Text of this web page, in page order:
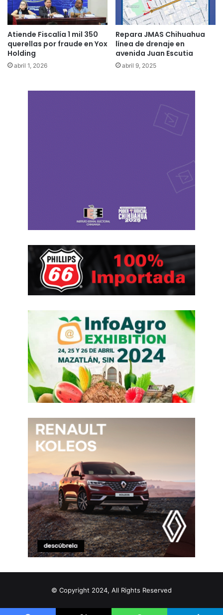
Atiende Fiscalía 1 mil 350
querellas por fraude en Yox
Holding
abril 1, 2026
Repara JMAS Chihuahua
línea de drenaje en
avenida Juan Escutia
abril 9, 2025
© Copyright 2024, All Rights Reserved